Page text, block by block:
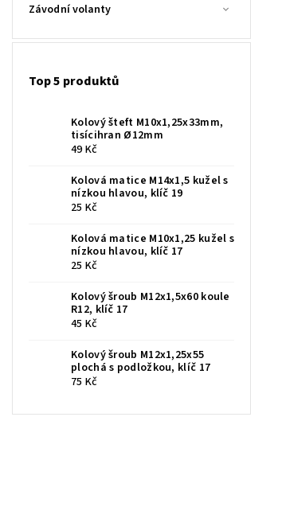
Závodní volanty
Top 5 produktů
Kolový šteft M10x1,25x33mm,
tisícihran Ø12mm
49 Kč
Kolová matice M14x1,5 kužel s
nízkou hlavou, klíč 19
25 Kč
Kolová matice M10x1,25 kužel s
nízkou hlavou, klíč 17
25 Kč
Kolový šroub M12x1,5x60 koule
R12, klíč 17
45 Kč
Kolový šroub M12x1,25x55
plochá s podložkou, klíč 17
75 Kč